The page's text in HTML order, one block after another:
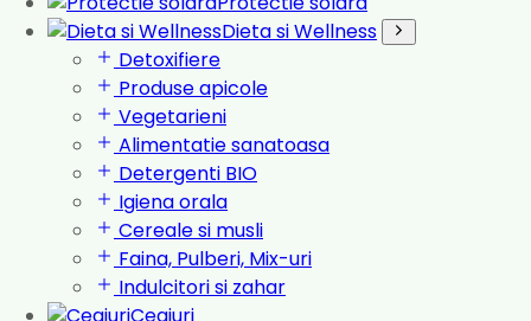
Dieta si Wellness
Detoxifiere
Produse apicole
Vegetarieni
Alimentatie sanatoasa
Detergenti BIO
Igiena orala
Cereale si musli
Faina, Pulberi, Mix-uri
Indulcitori si zahar